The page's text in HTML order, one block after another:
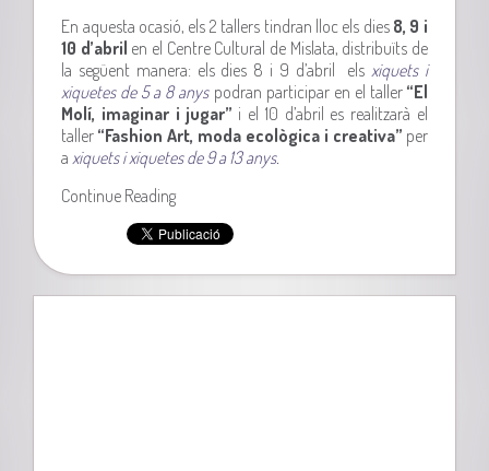
En aquesta ocasió, els 2 tallers tindran lloc els dies8, 9 i
10 d’abril en el Centre Cultural de Mislata, distribuïts de
la següent manera: els dies 8 i 9 d’abril els xiquets i
xiquetes de 5 a 8 anyspodran participar en el taller “El
Molí, imaginar i jugar” i el 10 d’abril es realitzarà el
taller“Fashion Art, moda ecològica i creativa”per
axiquets i xiquetes de 9 a 13 anys.
Continue Reading